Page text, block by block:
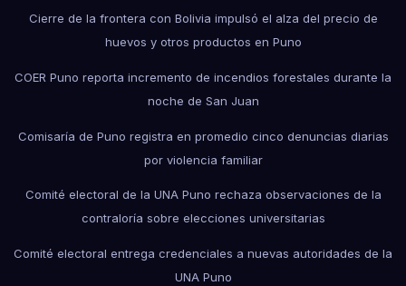
Cierre de la frontera con Bolivia impulsó el alza del precio de
huevos y otros productos en Puno
COER Puno reporta incremento de incendios forestales durante la
noche de San Juan
Comisaría de Puno registra en promedio cinco denuncias diarias
por violencia familiar
Comité electoral de la UNA Puno rechaza observaciones de la
contraloría sobre elecciones universitarias
Comité electoral entrega credenciales a nuevas autoridades de la
UNA Puno